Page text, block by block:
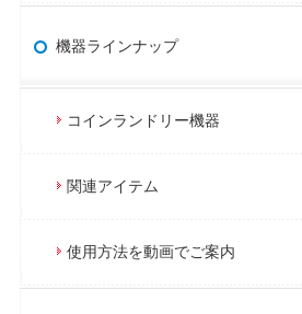
機器ラインナップ
コインランドリー機器
関連アイテム
使用方法を動画でご案内